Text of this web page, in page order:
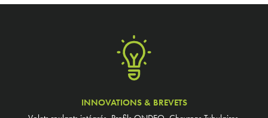
INNOVATIONS & BREVETS